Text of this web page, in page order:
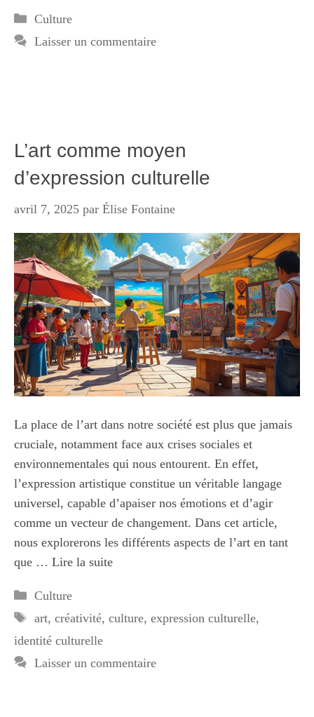
Catégories
Culture
Laisser un commentaire
L’art comme moyen
d’expression culturelle
avril 7, 2025 par Élise Fontaine
La place de l’art dans notre société est plus que jamais
cruciale, notamment face aux crises sociales et
environnementales qui nous entourent. En effet,
l’expression artistique constitue un véritable langage
universel, capable d’apaiser nos émotions et d’agir
comme un vecteur de changement. Dans cet article,
nous explorerons les différents aspects de l’art en tant
que … Lire la suite
Catégories
Culture
Étiquettes
art, créativité, culture, expression culturelle,
identité culturelle
Laisser un commentaire